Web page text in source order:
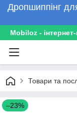
Дропшиппінг
Mobiloz -
Товари та
–23%